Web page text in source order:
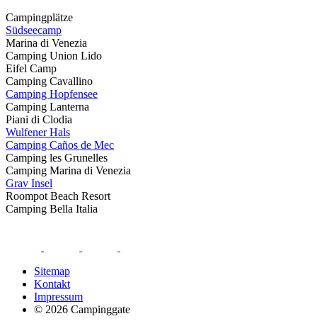
Campingplätze
Südseecamp
Marina di Venezia
Camping Union Lido
Eifel Camp
Camping Cavallino
Camping Hopfensee
Camping Lanterna
Piani di Clodia
Wulfener Hals
Camping Caños de Mec
Camping les Grunelles
Camping Marina di Venezia
Grav Insel
Roompot Beach Resort
Camping Bella Italia
Sitemap
Kontakt
Impressum
© 2026 Campinggate